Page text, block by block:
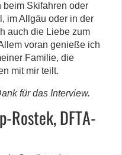
beim Skifahren oder
im Allgäu oder in der
auch die Liebe zum
voran genieße ich
Familie, die
mit mir teilt.
für das Interview.
Rostek, DFTA-